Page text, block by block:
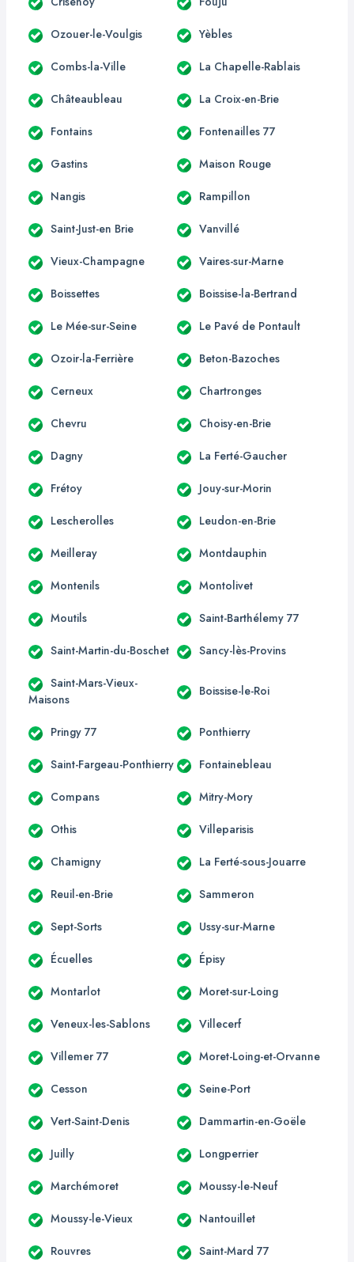
Ozouer-le-Voulgis Yèbles
Combs-la-Ville La Chapelle-Rablais
Châteaubleau La Croix-en-Brie
Fontains Fontenailles 77
Gastins Maison Rouge
Nangis Rampillon
Saint-Just-en Brie Vanvillé
Vieux-Champagne Vaires-sur-Marne
Boissettes Boissise-la-Bertrand
Le Mée-sur-Seine Le Pavé de Pontault
Ozoir-la-Ferrière Beton-Bazoches
Cerneux Chartronges
Chevru Choisy-en-Brie
Dagny La Ferté-Gaucher
Frétoy Jouy-sur-Morin
Lescherolles Leudon-en-Brie
Meilleray Montdauphin
Montenils Montolivet
Moutils Saint-Barthélemy 77
Saint-Martin-du-Boschet Sancy-lès-Provins
Saint-Mars-Vieux-
Maisons
Boissise-le-Roi
Pringy 77 Ponthierry
Saint-Fargeau-Ponthierry Fontainebleau
Compans Mitry-Mory
Othis Villeparisis
Chamigny La Ferté-sous-Jouarre
Reuil-en-Brie Sammeron
Sept-Sorts Ussy-sur-Marne
Écuelles Épisy
Montarlot Moret-sur-Loing
Veneux-les-Sablons Villecerf
Villemer 77 Moret-Loing-et-Orvanne
Cesson Seine-Port
Vert-Saint-Denis Dammartin-en-Goële
Juilly Longperrier
Marchémoret Moussy-le-Neuf
Moussy-le-Vieux Nantouillet
Rouvres Saint-Mard 77